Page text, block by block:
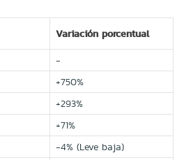
Variación porcentual
-
+750%
+293%
+71%
-4% (Leve baja)